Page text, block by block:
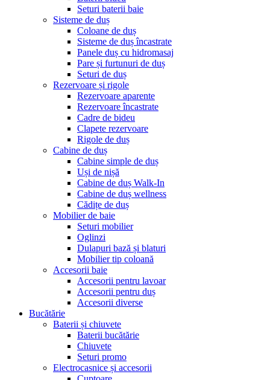
Seturi baterii baie
Sisteme de duș
Coloane de duș
Sisteme de duș încastrate
Panele duș cu hidromasaj
Pare și furtunuri de duș
Seturi de duș
Rezervoare și rigole
Rezervoare aparente
Rezervoare încastrate
Cadre de bideu
Clapete rezervoare
Rigole de duș
Cabine de duș
Cabine simple de duș
Uși de nișă
Cabine de duș Walk-In
Cabine de duș wellness
Cădițe de duș
Mobilier de baie
Seturi mobilier
Oglinzi
Dulapuri bază și blaturi
Mobilier tip coloană
Accesorii baie
Accesorii pentru lavoar
Accesorii pentru duș
Accesorii diverse
Bucătărie
Baterii și chiuvete
Baterii bucătărie
Chiuvete
Seturi promo
Electrocasnice și accesorii